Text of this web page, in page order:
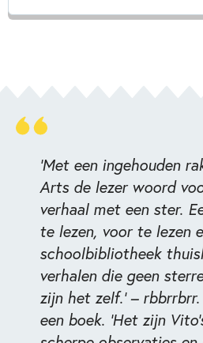
‘Met een ingehouden
Arts de lezer woord
verhaal met een ster.
te lezen, voor te lezen
schoolbibliotheek
verhalen die geen
zijn het zelf.’ –
een boek. ‘Het zijn